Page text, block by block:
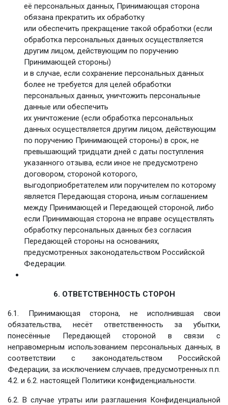
её персональных данных, Принимающая сторона
обязана прекратить их обработку
или обеспечить прекращение такой обработки (если
обработка персональных данных осуществляется
другим лицом, действующим по поручению
Принимающей стороны)
и в случае, если сохранение персональных данных
более не требуется для целей обработки
персональных данных, уничтожить персональные
данные или обеспечить
их уничтожение (если обработка персональных
данных осуществляется другим лицом, действующим
по поручению Принимающей стороны) в срок, не
превышающий тридцати дней с даты поступления
указанного отзыва, если иное не предусмотрено
договором, стороной которого,
выгодоприобретателем или поручителем по которому
является Передающая сторона, иным соглашением
между Принимающей и Передающей стороной, либо
если Принимающая сторона не вправе осуществлять
обработку персональных данных без согласия
Передающей стороны на основаниях,
предусмотренных законодательством Российской
Федерации.
6. ОТВЕТСТВЕННОСТЬ СТОРОН
6.1. Принимающая сторона, не исполнившая свои
обязательства, несёт ответственность за убытки,
понесённые Передающей стороной в связи с
неправомерным использованием персональных данных, в
соответствии с законодательством Российской
Федерации, за исключением случаев, предусмотренных п.п.
4.2. и 6.2. настоящей Политики конфиденциальности.
6.2. В случае утраты или разглашения Конфиденциальной